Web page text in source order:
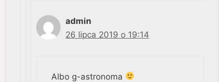
admin
26 lipca 2019 o 19:14
Albo g-astronoma